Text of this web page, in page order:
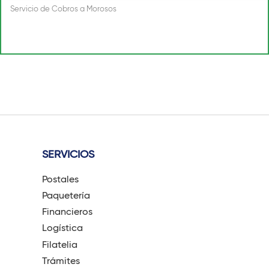
Servicio de Cobros a Morosos
SERVICIOS
Postales
Paquetería
Financieros
Logística
Filatelia
Trámites